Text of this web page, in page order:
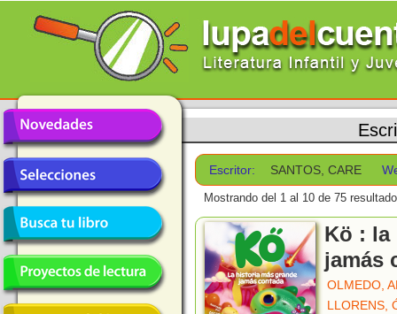
Escritor: SANTOS, CARE
Mostrando del 1 al 10 de 75
Kö :
jamás
OLMEDO,
LLORENS,